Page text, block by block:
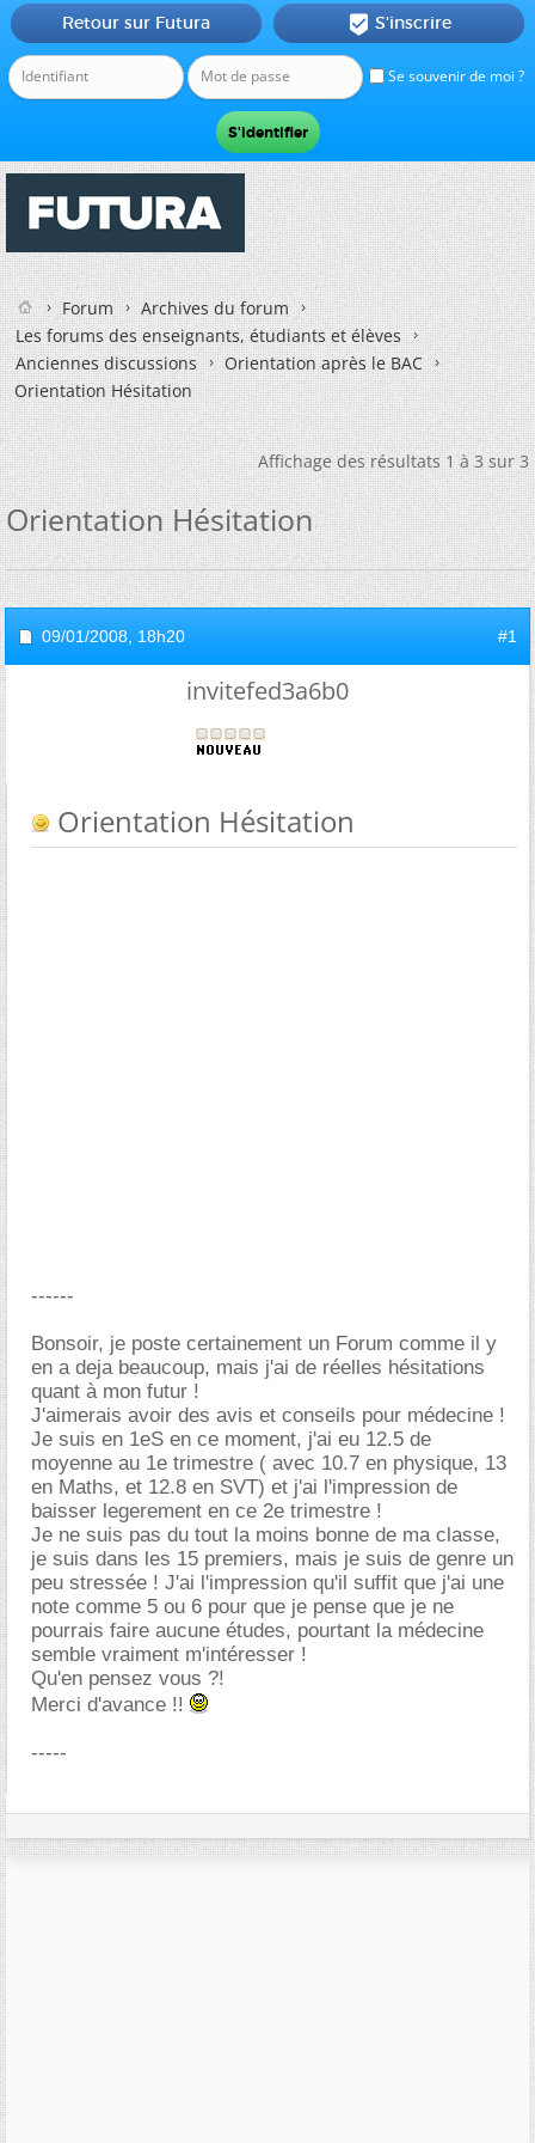
Se souvenir de moi ?
Retour sur Futura  S'inscrire
Forum
Archives du forum
Les forums des enseignants, étudiants et élèves
Anciennes discussions
Orientation après le BAC
Orientation Hésitation
Affichage des résultats 1 à 3 sur 3
Orientation Hésitation
09/01/2008, 18h20 #1
invitefed3a6b0
Orientation Hésitation
------
Bonsoir, je poste certainement un Forum comme il y
en a deja beaucoup, mais j'ai de réelles hésitations
quant à mon futur !
J'aimerais avoir des avis et conseils pour médecine !
Je suis en 1eS en ce moment, j'ai eu 12.5 de
moyenne au 1e trimestre ( avec 10.7 en physique, 13
en Maths, et 12.8 en SVT) et j'ai l'impression de
baisser legerement en ce 2e trimestre !
Je ne suis pas du tout la moins bonne de ma classe,
je suis dans les 15 premiers, mais je suis de genre un
peu stressée ! J'ai l'impression qu'il suffit que j'ai une
note comme 5 ou 6 pour que je pense que je ne
pourrais faire aucune études, pourtant la médecine
semble vraiment m'intéresser !
Qu'en pensez vous ?!
Merci d'avance !!
-----